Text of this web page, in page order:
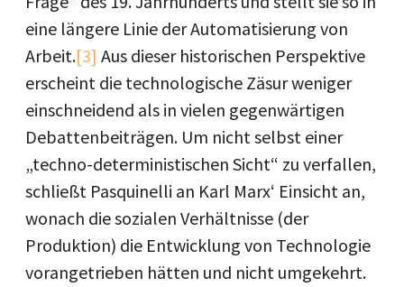
eine längere Linie der Automatisierung von
Arbeit.[3] Aus dieser historischen Perspektive
erscheint die technologische Zäsur weniger
einschneidend als in vielen gegenwärtigen
Debattenbeiträgen. Um nicht selbst einer
„techno-deterministischen Sicht“ zu verfallen,
schließt Pasquinelli an Karl Marx‘ Einsicht an,
wonach die sozialen Verhältnisse (der
Produktion) die Entwicklung von Technologie
vorangetrieben hätten und nicht umgekehrt.